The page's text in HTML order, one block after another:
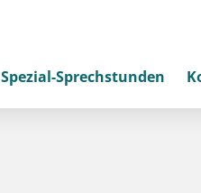
Spezial-Sprechstunden